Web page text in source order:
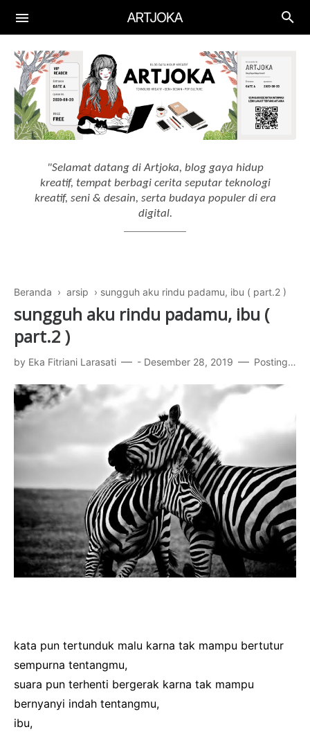
Aplikasi
Aplikasi Keuangan
Aplikasi Edukasi
Aplikasi Menggambar
Gadget
Smartphone
Drawing Tablet
Artificial Intelligence
AI Workflow
"Selamat datang di Artjoka, blog gaya hidup
kreatif, tempat berbagi cerita seputar teknologi
kreatif, seni & desain, serta budaya populer di era
digital.
Beranda › arsip › sungguh aku rindu padamu, ibu ( part.2 )
sungguh aku rindu padamu, ibu (
part.2 )
by Eka Fitriani Larasati - Desember 28, 2019 Posting Komentar
kata pun tertunduk malu karna tak mampu bertutur
sempurna tentangmu,
suara pun terhenti bergerak karna tak mampu
bernyanyi indah tentangmu,
ibu,